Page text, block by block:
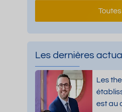
Les dernières
Les
est au